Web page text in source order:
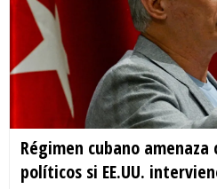
Régimen cubano
políticos si EE.UU.